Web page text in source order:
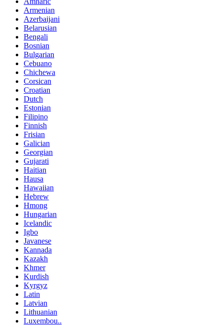
Armenian
Azerbaijani
Belarusian
Bengali
Bosnian
Bulgarian
Cebuano
Chichewa
Corsican
Croatian
Dutch
Estonian
Filipino
Finnish
Frisian
Galician
Georgian
Gujarati
Haitian
Hausa
Hawaiian
Hebrew
Hmong
Hungarian
Icelandic
Igbo
Javanese
Kannada
Kazakh
Khmer
Kurdish
Kyrgyz
Latin
Latvian
Lithuanian
Luxembou..